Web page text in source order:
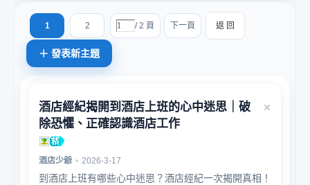
1 2 / 2 頁 下一頁 返 回
酒店經紀揭開到酒店上班的心中迷思｜破
除恐懼、正確認識酒店工作
酒店少爺 • 2026-3-17
到酒店上班有哪些心中迷思？酒店經紀一次揭開真相！